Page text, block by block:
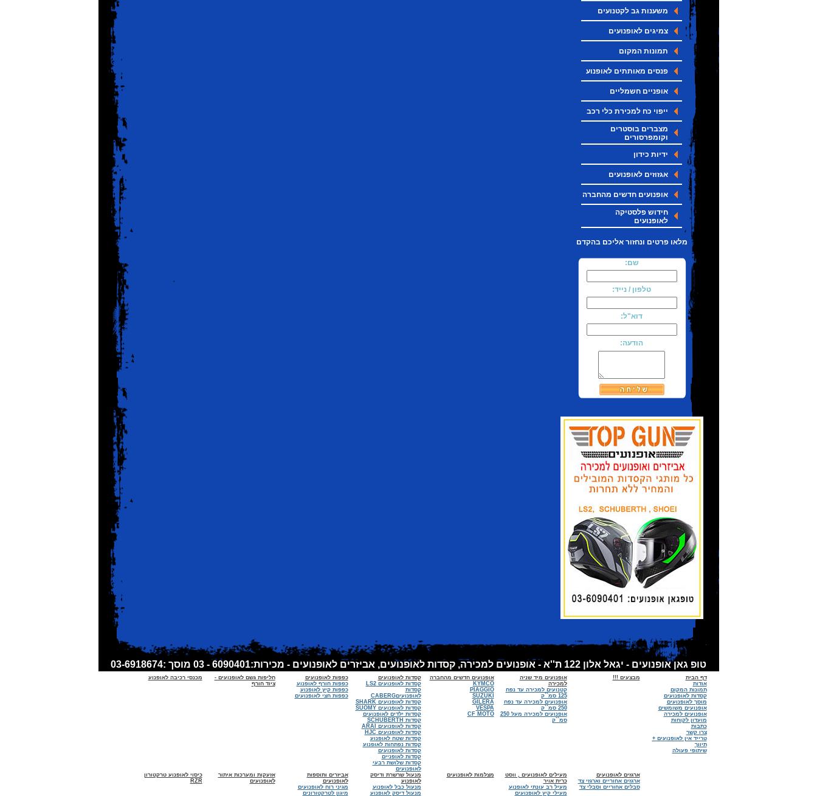
משענות גב לקטנועים
צמיגים לאופנועים
תמונות המקום
פנסים מאותתים לאופנוע
אופניים חשמליים
ייפוי כח למכירת כלי רכב
מצברים בוסטרים
וקומפרסורים
ידיות כידון
אגזוזים לאופנועים
אופנועים חדשים מהחברה
חידוש פלסטיקה
לאופנועים
מלאו פרטים ונחזור אליכם בהקדם
שם:
טלפון / נייד:
דוא"ל:
הודעה:
טופ גאן אופנועים - יגאל אלון 122 ת''א - אופנועים למכירה, קסדות לאופנועים, אביזרים לאופנועים - מכירות:6090401 - 03 מוסך :03-6918674
דף הבית
אודות
תמונות המקום
קסדות לאופנועים
מוסך לאופנועים
אופנועים משומשים
אופנועים למכירה
מועדון לקוחות
כתבות
צרו קשר
טרייד אין לאופנועים +
תיווך
שיתופי פעולה
מבצעים !!!
אופנועים מיד שניה
למכירה
קטנועים למכירה עד נפח
125 סמ``ק
אופנועים למכירה עד נפח
250 סמ``ק
אופנועים למכירה מעל 250
סמ``ק
אופנועים חדשים מהחברה
KYMCO
PIAGGIO
SUZUKI
GILERA
VESPA
CF MOTO
קסדות לאופנועים
קסדות לאופנועים LS2
קסדות
לאופנועיםCABERG
קסדות לאופנועים SHARK
קסדות לאופנועים SUOMY
קסדות ילדים לאופנועים
קסדות SCHUBERTH
קסדות לאופנועים ARAI
קסדות לאופנועים HJC
קסדות שטח לאופנוע
קסדות נפתחות לאופנוע
קסדות לאופנועים
קסדות לאופניים
קסדות שלושת רבעי
לאופנועים
כפפות לאופנועים
כפפות חורף לאופנוע
כפפות קיץ לאופנוע
כפפות חצי לאופנועים
חליפות גשם לאופנועים -
ציוד חורף
מכנסי רכיבה לאופנוע
ארגזים לאופנועים
ארגזים אחוריים וארגזי צד
סבלים אחוריים וסבלי צד
מעילים לאופנועים , ווסט
כרית אויר
מעיל רב עונתי לאופנוע
מעילי קיץ לאופנועים
מצלמות לאופנועים
מנעול שרשרת ודיסק
לאופנוע
מנעול כבל לאופנוע
מנעול דיסק לאופנוע
אביזרים ותוספות
לאופנועים
מגיני רוח לאופנועים
מיגון לטרקטורונים
אזעקות ומערכות איתור
לאופנועים
כיסוי לאופנוע טרקטורון
RZR